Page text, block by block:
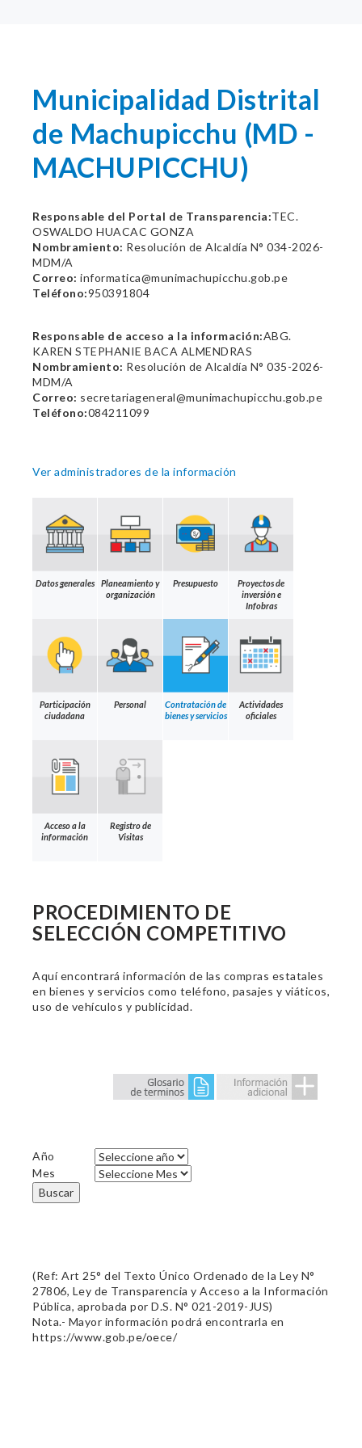
Municipalidad Distrital
de Machupicchu (MD -
MACHUPICCHU)
Responsable del Portal de Transparencia:TEC.
OSWALDO HUACAC GONZA
Nombramiento: Resolución de Alcaldía N° 034-2026-
MDM/A
Correo: informatica@munimachupicchu.gob.pe
Teléfono:950391804
Responsable de acceso a la información:ABG.
KAREN STEPHANIE BACA ALMENDRAS
Nombramiento: Resolución de Alcaldía N° 035-2026-
MDM/A
Correo: secretariageneral@munimachupicchu.gob.pe
Teléfono:084211099
Ver administradores de la información
Datos generales
Planeamiento y
organización
Presupuesto
Proyectos de
inversión e
Infobras
Participación
ciudadana
Personal
Contratación de
bienes y servicios
Actividades
oficiales
Acceso a la
información
Registro de
Visitas
PROCEDIMIENTO DE
SELECCIÓN COMPETITIVO
Aquí encontrará información de las compras estatales
en bienes y servicios como teléfono, pasajes y viáticos,
uso de vehículos y publicidad.
Año
Mes
Buscar
(Ref: Art 25° del Texto Único Ordenado de la Ley N°
27806, Ley de Transparencia y Acceso a la Información
Pública, aprobada por D.S. N° 021-2019-JUS)
Nota.- Mayor información podrá encontrarla en
https://www.gob.pe/oece/